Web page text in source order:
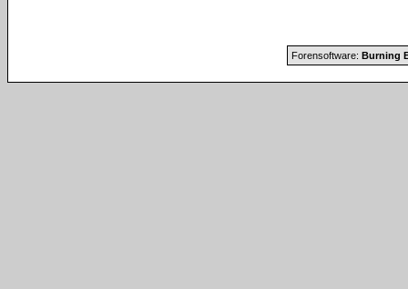
Forensoftware: Burning